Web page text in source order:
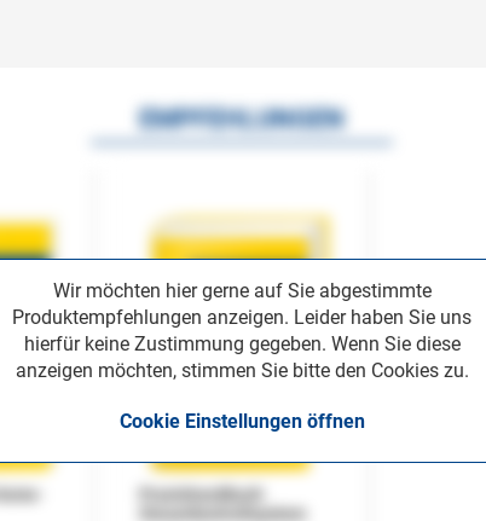
Wir möchten hier gerne auf Sie abgestimmte
Produktempfehlungen anzeigen. Leider haben Sie uns
hierfür keine Zustimmung gegeben. Wenn Sie diese
anzeigen möchten, stimmen Sie bitte den Cookies zu.
Cookie Einstellungen öffnen
EMPFEHLUNGEN
Praxishandbuch